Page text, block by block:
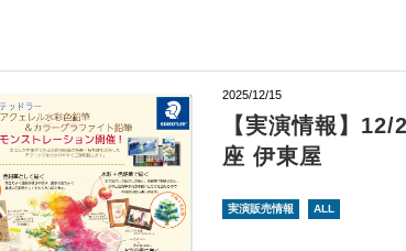
2025/12/15
【実演情報】
座 伊東屋
実演販売情報 ALL